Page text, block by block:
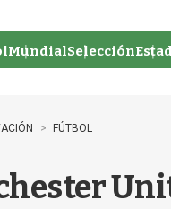
MundialSelección
FÚTBOL